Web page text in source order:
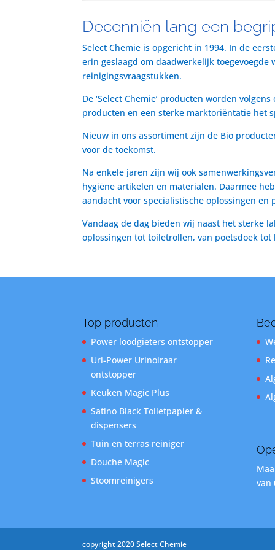
Decenniën lang een
Select Chemie is opgericht in 1994. In de
erin geslaagd om daadwerkelijk
reinigingsvraagstukken.
De ‘Select Chemie’ producten worden
producten en een sterke marktoriëntatie het
Nieuw in ons assortiment zijn de Bio
voor de toekomst.
Na enkele jaren zijn wij ook
hygiëne artikelen en materialen. Daarmee
aandacht voor specialistische oplossingen en
Vandaag de dag bieden wij naast het sterke
oplossingen tot toiletrollen, van poetsdoek
Top producten
Power loodgieters ontstopper
Uri-Power Urinoiraar
ontstopper
Keuken Magic Plus
Satino Black Toiletpapier &
dispensers
Tuin en terras reiniger
Douche Magic
Stoomreinigers
van
copyright 2020 Select Chemie